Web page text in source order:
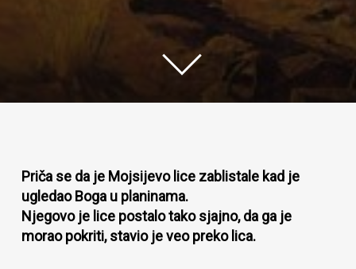
Priča se da je Mojsijevo lice zablistale kad je
ugledao Boga u planinama.
Njegovo je lice postalo tako sjajno, da ga je
morao pokriti, stavio je veo preko lica.